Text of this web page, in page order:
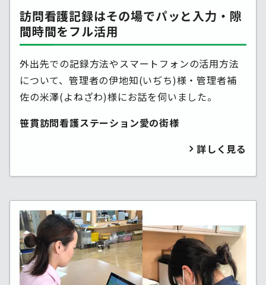
訪問看護記録はその場でパッと入力・隙
間時間をフル活用
外出先での記録方法やスマートフォンの活用方法
について、管理者の伊地知(いぢち)様・管理者補
佐の米澤(よねざわ)様にお話を伺いました。
笹貫訪問看護ステーション愛の街様
詳しく見る